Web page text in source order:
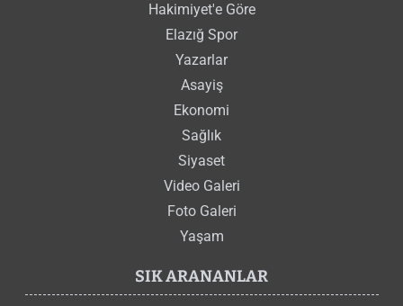
Hakimiyet'e Göre
Elazığ Spor
Yazarlar
Asayiş
Ekonomi
Sağlık
Siyaset
Video Galeri
Foto Galeri
Yaşam
SIK ARANANLAR